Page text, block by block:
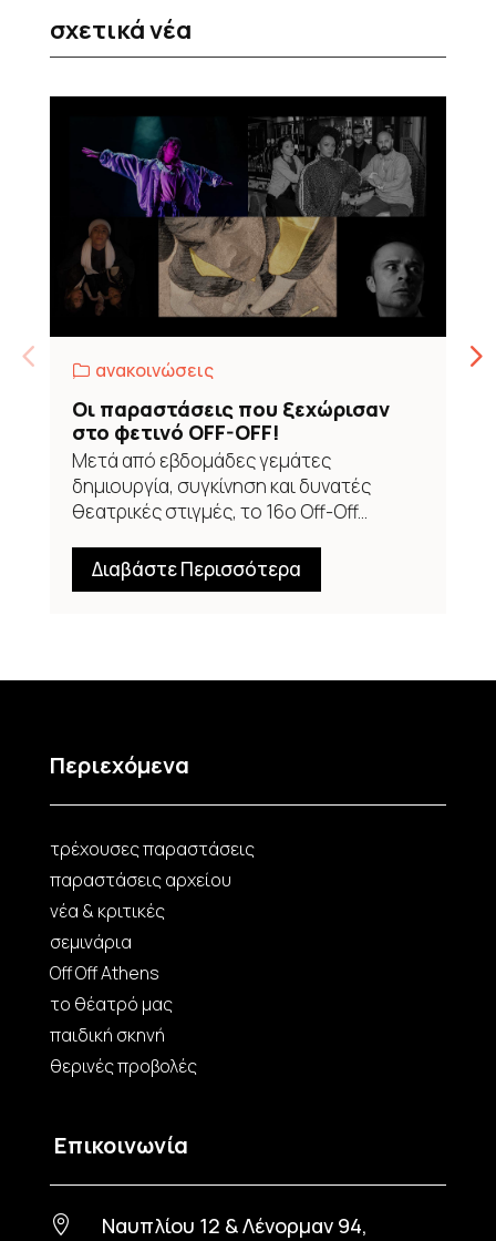
σχετικά νέα
, ανακοινώσεις
Οι παραστάσεις που ξεχώρισαν
στο φετινό OFF-OFF!
Μετά από εβδομάδες γεμάτες
δημιουργία, συγκίνηση και δυνατές
θεατρικές στιγμές, το 16ο Off-Off...
Διαβάστε Περισσότερα
Περιεχόμενα
τρέχουσες παραστάσεις
παραστάσεις αρχείου
νέα & κριτικές
σεμινάρια
Off Off Athens
το θέατρό μας
παιδική σκηνή
θερινές προβολές
Επικοινωνία
 Ναυπλίου 12 & Λένορμαν 94,